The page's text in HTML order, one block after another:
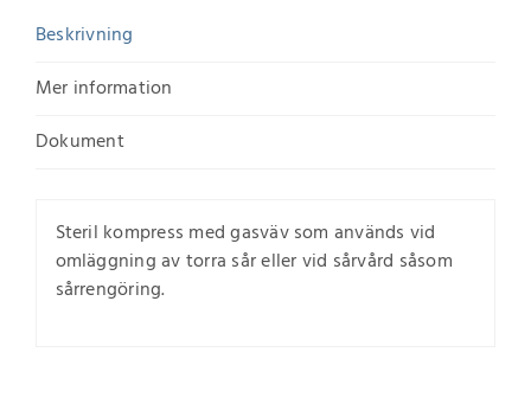
Beskrivning
Mer information
Dokument
Steril kompress med gasväv som används vid
omläggning av torra sår eller vid sårvård såsom
sårrengöring.